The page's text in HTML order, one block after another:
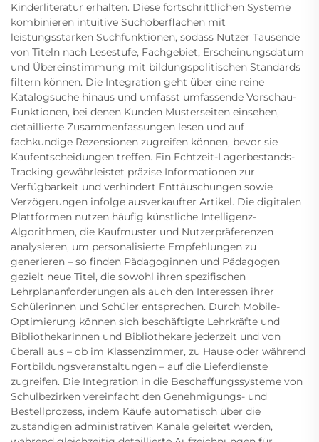
Kinderliteratur erhalten. Diese fortschrittlichen Systeme
kombinieren intuitive Suchoberflächen mit
leistungsstarken Suchfunktionen, sodass Nutzer Tausende
von Titeln nach Lesestufe, Fachgebiet, Erscheinungsdatum
und Übereinstimmung mit bildungspolitischen Standards
filtern können. Die Integration geht über eine reine
Katalogsuche hinaus und umfasst umfassende Vorschau-
Funktionen, bei denen Kunden Musterseiten einsehen,
detaillierte Zusammenfassungen lesen und auf
fachkundige Rezensionen zugreifen können, bevor sie
Kaufentscheidungen treffen. Ein Echtzeit-Lagerbestands-
Tracking gewährleistet präzise Informationen zur
Verfügbarkeit und verhindert Enttäuschungen sowie
Verzögerungen infolge ausverkaufter Artikel. Die digitalen
Plattformen nutzen häufig künstliche Intelligenz-
Algorithmen, die Kaufmuster und Nutzerpräferenzen
analysieren, um personalisierte Empfehlungen zu
generieren – so finden Pädagoginnen und Pädagogen
gezielt neue Titel, die sowohl ihren spezifischen
Lehrplananforderungen als auch den Interessen ihrer
Schülerinnen und Schüler entsprechen. Durch Mobile-
Optimierung können sich beschäftigte Lehrkräfte und
Bibliothekarinnen und Bibliothekare jederzeit und von
überall aus – ob im Klassenzimmer, zu Hause oder während
Fortbildungsveranstaltungen – auf die Lieferdienste
zugreifen. Die Integration in die Beschaffungssysteme von
Schulbezirken vereinfacht den Genehmigungs- und
Bestellprozess, indem Käufe automatisch über die
zuständigen administrativen Kanäle geleitet werden,